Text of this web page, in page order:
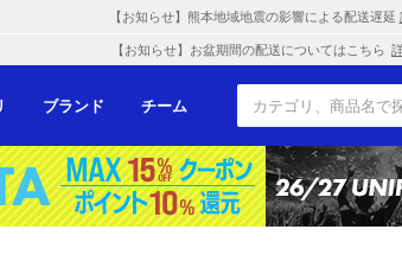
【お知らせ】熊本地域地震の影響による配送遅延
【お知らせ】お盆期間の配送についてはこちら
ブランド チーム